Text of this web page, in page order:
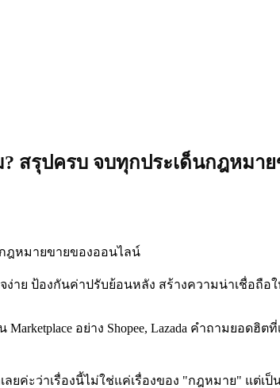
สรุปครบ จบทุกประเด็นกฎหมา
าย ป้องกันค่าปรับย้อนหลัง สร้างความน่าเชื่อถือ
อย่าง Shopee, Lazada คำถามยอดฮิ
ค่ะว่าเรื่องนี้ไม่ใช่แค่เรื่องของ "กฎหมาย" แต่เ